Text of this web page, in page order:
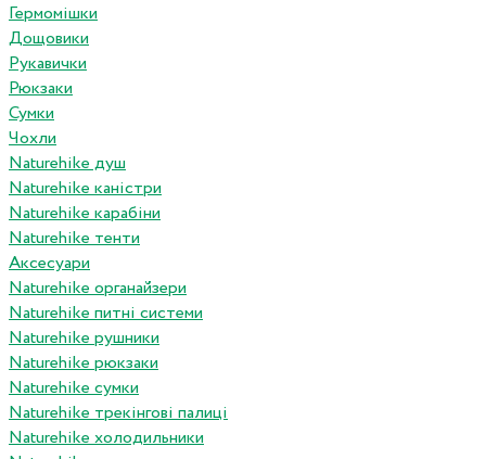
Гермомішки
Дощовики
Рукавички
Рюкзаки
Сумки
Чохли
Naturehike душ
Naturehike каністри
Naturehike карабіни
Naturehike тенти
Аксесуари
Naturehike органайзери
Naturehike питні системи
Naturehike рушники
Naturehike рюкзаки
Naturehike сумки
Naturehike трекінгові палиці
Naturehike холодильники